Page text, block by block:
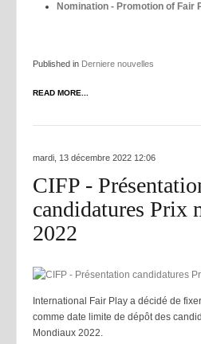
Nomination - Promotion of Fair
Published in Derniere nouvelles
READ MORE...
mardi, 13 décembre 2022 12:06
CIFP -
candidatures Prix
2022
International Fair Play a décidé de
comme date limite de dépôt des
Mondiaux 2022.